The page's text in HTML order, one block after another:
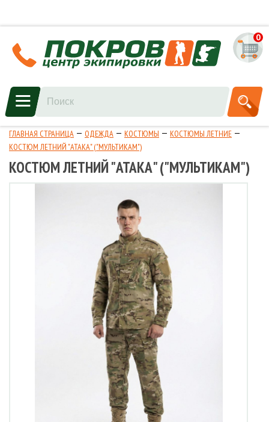
0
ГЛАВНАЯ СТРАНИЦА ОДЕЖДА КОСТЮМЫ
КОСТЮМЫ ЛЕТНИЕ
КОСТЮМ ЛЕТНИЙ "АТАКА" ("МУЛЬТИКАМ")
КОСТЮМ ЛЕТНИЙ "АТАКА" ("МУЛЬТИКАМ")